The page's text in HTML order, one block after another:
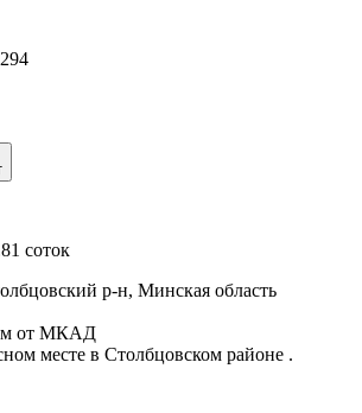
соток
р-н, Минская область
от МКАД
месте в Столбцовском районе .